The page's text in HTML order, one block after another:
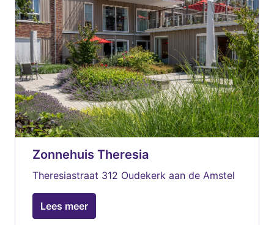
Zonnehuis Theresia
Theresiastraat 312 Oudekerk aan de Amstel
Lees meer